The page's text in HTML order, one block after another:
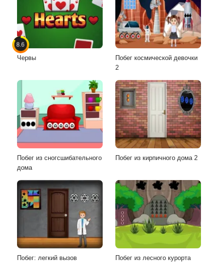
8.6
Червы
Побег космической девочки
2
Побег из сногсшибательного
дома
Побег из кирпичного дома 2
Побег: легкий вызов Побег из лесного курорта